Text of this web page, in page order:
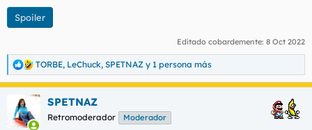
Spoiler
Editado cobardemente: 8 Oct 2022
R
e
a
c
i
TORBE, LeChuck, SPETNAZ y 1 persona más
SPETNAZ
Retromoderador Moderador